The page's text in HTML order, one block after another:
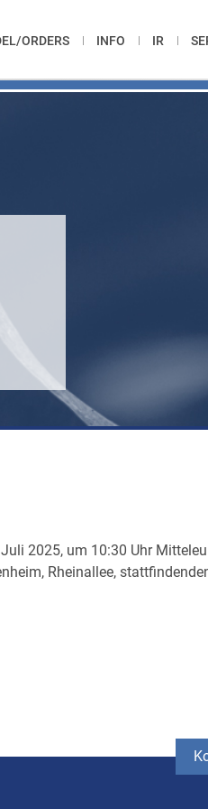
ORDERS INFO IR
2025, um 10:30 Uhr
Rheinallee,